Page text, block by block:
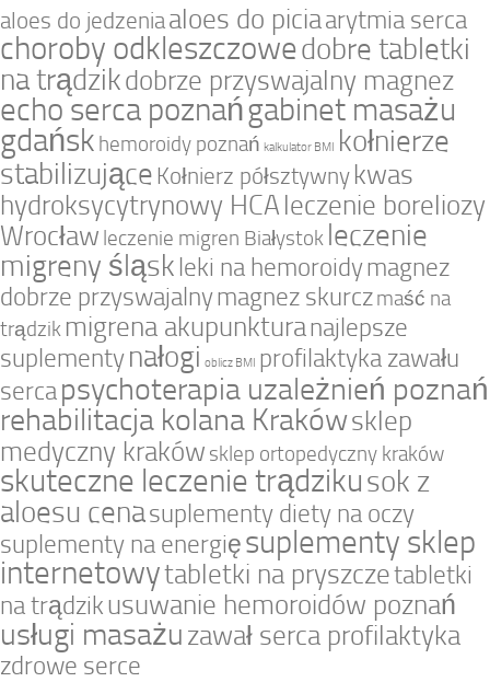
aloes do jedzenia aloes do piciaarytmia serca
choroby odkleszczowedobre tabletki
na trądzikdobrze przyswajalny magnez
echo serca poznańgabinet masażu
gdańsk hemoroidy poznań kalkulator BMI kołnierze
stabilizujące Kołnierz półsztywny kwas
hydroksycytrynowy HCA leczenie boreliozy
Wrocław leczenie migren Białystok leczenie
migreny śląsk leki na hemoroidymagnez
dobrze przyswajalnymagnez skurczmaść na
trądzik migrena akupunkturanajlepsze
suplementynałogi oblicz BMI profilaktyka zawału
serca psychoterapia uzależnień poznań
rehabilitacja kolana Krakówsklep
medyczny kraków sklep ortopedyczny kraków
skuteczne leczenie trądzikusok z
aloesu cenasuplementy diety na oczy
suplementy na energięsuplementy sklep
internetowytabletki na pryszczetabletki
na trądzikusuwanie hemoroidów poznań
usługi masażu zawał serca profilaktyka
zdrowe serce